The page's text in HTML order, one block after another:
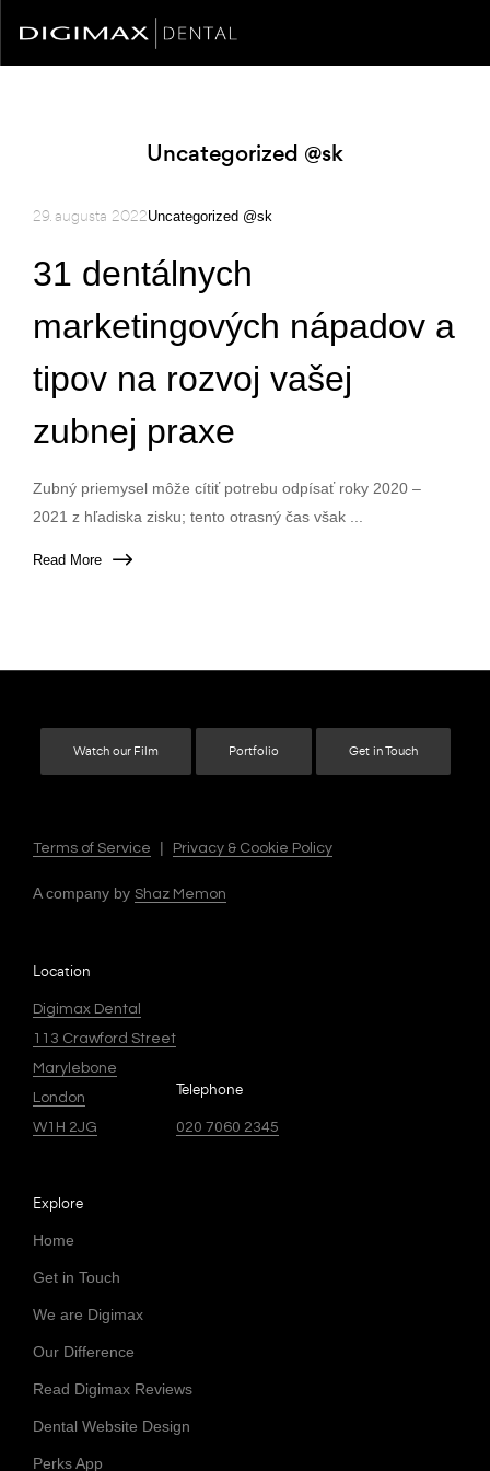
Uncategorized @sk
29. augusta 2022Uncategorized @sk
31 dentálnych
marketingových nápadov a
tipov na rozvoj vašej
zubnej praxe
Zubný priemysel môže cítiť potrebu odpísať roky 2020 –
2021 z hľadiska zisku; tento otrasný čas však ...
Read More
Watch our Film Portfolio Get in Touch
Terms of Service | Privacy & Cookie Policy
A company by Shaz Memon
Location
Digimax Dental
113 Crawford Street
Marylebone
London
W1H 2JG
Telephone
020 7060 2345
Explore
Home
Get in Touch
We are Digimax
Our Difference
Read Digimax Reviews
Dental Website Design
Perks App